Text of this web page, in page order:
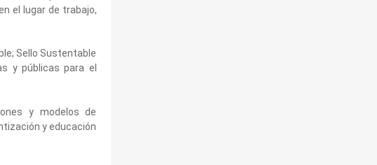
el lugar de trabajo,
Sello Sustentable
y públicas para el
y modelos de
y educación